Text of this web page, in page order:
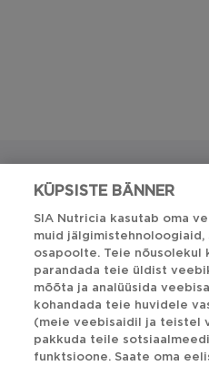
Kas teil on
Meie eksperdid on
kõikidele küsimustele,
Ootame
KÜPSISTE BÄNNER
SIA Nutricia kasutab oma
muid jälgimistehnoloogiaid,
osapoolte. Teie nõusolekul
parandada teie üldist
mõõta ja analüüsida
kohandada teie huvidele
(meie veebisaidil ja teistel
pakkuda teile
funktsioone. Saate oma